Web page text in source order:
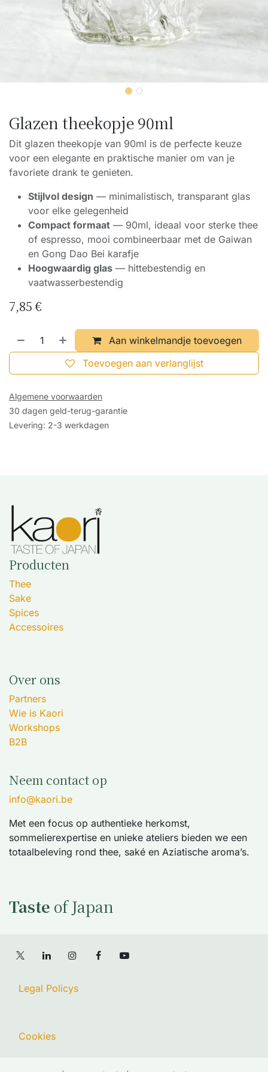
Glazen theekopje 90ml
Dit glazen theekopje van 90ml is de perfecte keuze
voor een elegante en praktische manier om van je
favoriete drank te genieten.
Stijlvol design — minimalistisch, transparant glas
voor elke gelegenheid
Compact formaat — 90ml, ideaal voor sterke thee
of espresso, mooi combineerbaar met de Gaiwan
en Gong Dao Bei karafje
Hoogwaardig glas — hittebestendig en
vaatwasserbestendig
7,85€
Aan winkelmandje toevoegen
Toevoegen aan verlanglijst
Algemene voorwaarden
30 dagen geld-terug-garantie
Levering: 2-3 werkdagen
Producten
Thee
Sake
Spices
Accessoires
Over ons
Partners
Wie is Kaori
Workshops
B2B
Neem contact op
info@kaori.be
Met een focus op authentieke herkomst,
sommelierexpertise en unieke ateliers bieden we een
totaalbeleving rond thee, saké en Aziatische aroma’s.
Taste of Japan
Legal Policys
Cookies